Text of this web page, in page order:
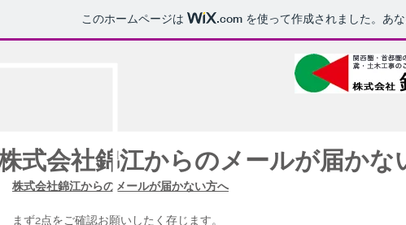
このホームページは .com を使って作成されました。あ
式会社錦江からのメールが届かな
株式会社錦江からのメールが届かない方へ
まず2点をご確認お願いしたく存じます。